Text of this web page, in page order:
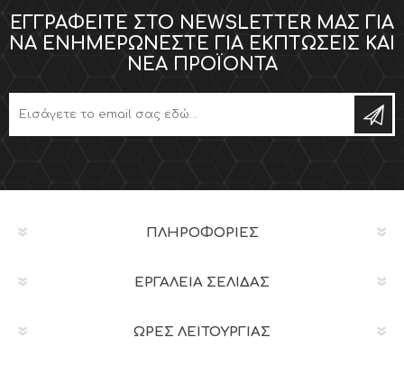
ΕΓΓΡΑΦΕΊΤΕ ΣΤΟ NEWSLETTER ΜΑΣ ΓΙΑ
ΝΑ ΕΝΗΜΕΡΏΝΕΣΤΕ ΓΙΑ ΕΚΠΤΏΣΕΙΣ ΚΑΙ
ΝΈΑ ΠΡΟΪΌΝΤΑ
ΠΛΗΡΟΦΟΡΊΕΣ
ΕΡΓΑΛΕΊΑ ΣΕΛΊΔΑΣ
ΩΡΕΣ ΛΕΙΤΟΥΡΓΙΑΣ